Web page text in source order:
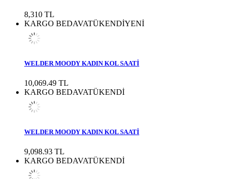
8,310 TL
KARGO BEDAVATÜKENDİYENİ
WELDER MOODY KADIN KOL SAATİ
10,069.49 TL
KARGO BEDAVATÜKENDİ
WELDER MOODY KADIN KOL SAATİ
9,098.93 TL
KARGO BEDAVATÜKENDİ